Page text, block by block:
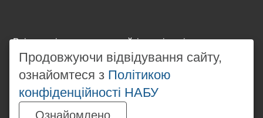
Всі матеріали на цьому сайті розміщені на умовах
ліцензіїCreative Commons Attribution-NonCommercial-
NoDerivatives 4.0 International. Використання будь-
яких матеріалів, розміщених на сайті, дозволяється
за умови посилання наwww.nabu.gov.ua
незалежності від повного або часткового
Продовжуючи відвідування сайту,
ознайомтеся з Політикою
конфіденційності НАБУ
Ознайомлено